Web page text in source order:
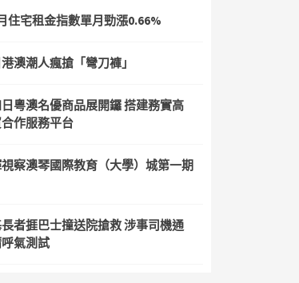
住宅租金指數單月勁漲0.66%
澳潮人瘋搶「彎刀褲」
粵澳名優商品展開鑼 搭建務實高
作服務平台
察澳琴國際教育（大學）城第一期
者捱巴士撞送院搶救 涉事司機通
氣測試